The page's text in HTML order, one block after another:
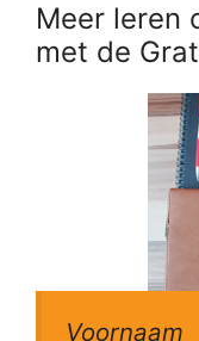
Meer leren
met de
Voornaam